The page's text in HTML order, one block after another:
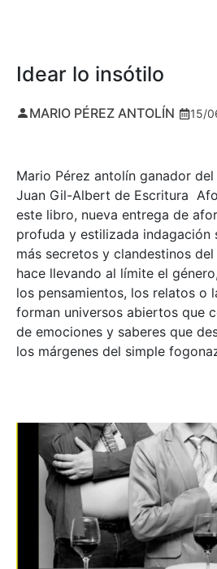
Idear lo insótilo
MARIO PÉREZ ANTOLÍN 15/
Mario Pérez antolín ganador
Juan Gil-Albert de Escritura
este libro, nueva entrega de
profuda y estilizada indagación
más secretos y clandestinos
hace llevando al límite el
los pensamientos, los relatos o
forman universos abiertos que
de emociones y saberes que
los márgenes del simple